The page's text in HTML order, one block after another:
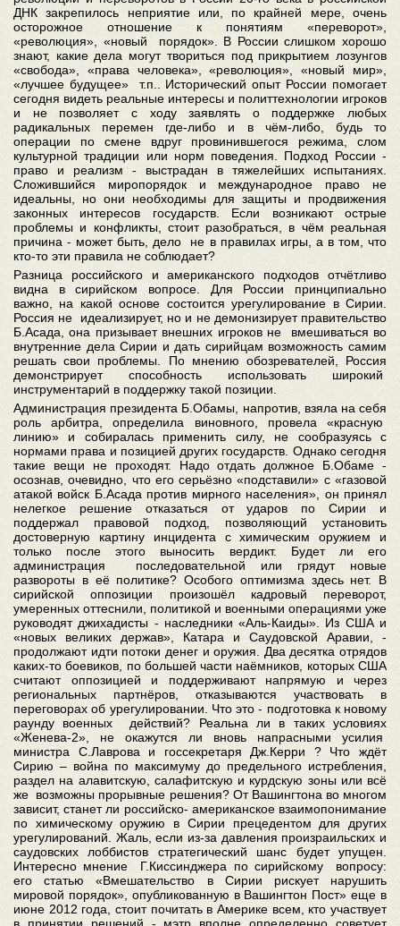
ДНК закрепилось неприятие или, по крайней мере, очень
осторожное отношение к понятиям «переворот»,
«революция», «новый порядок». В России слишком хорошо
знают, какие дела могут твориться под прикрытием лозунгов
«свобода», «права человека», «революция», «новый мир»,
«лучшее будущее» т.п.. Исторический опыт России помогает
сегодня видеть реальные интересы и политтехнологии игроков
и не позволяет с ходу заявлять о поддержке любых
радикальных перемен где-либо и в чём-либо, будь то
операции по смене вдруг провинившегося режима, слом
культурной традиции или норм поведения. Подход России -
право и реализм - выстрадан в тяжелейших испытаниях.
Сложившийся миропорядок и международное право не
идеальны, но они необходимы для защиты и продвижения
законных интересов государств. Если возникают острые
проблемы и конфликты, стоит разобраться, в чём реальная
причина - может быть, дело не в правилах игры, а в том, что
кто-то эти правила не соблюдает?
Разница российского и американского подходов отчётливо
видна в сирийском вопросе. Для России принципиально
важно, на какой основе состоится урегулирование в Сирии.
Россия не идеализирует, но и не демонизирует правительство
Б.Асада, она призывает внешних игроков не вмешиваться во
внутренние дела Сирии и дать сирийцам возможность самим
решать свои проблемы. По мнению обозревателей, Россия
демонстрирует способность использовать широкий
инструментарий в поддержку такой позиции.
Администрация президента Б.Обамы, напротив, взяла на себя
роль арбитра, определила виновного, провела «красную
линию» и собиралась применить силу, не сообразуясь с
нормами права и позицией других государств. Однако сегодня
такие вещи не проходят. Надо отдать должное Б.Обаме -
осознав, очевидно, что его серьёзно «подставили» с «газовой
атакой войск Б.Асада против мирного населения», он принял
нелегкое решение отказаться от ударов по Сирии и
поддержал правовой подход, позволяющий установить
достоверную картину инцидента с химическим оружием и
только после этого выносить вердикт. Будет ли его
администрация последовательной или грядут новые
развороты в её политике? Особого оптимизма здесь нет. В
сирийской оппозиции произошёл кадровый переворот,
умеренных оттеснили, политикой и военными операциями уже
руководят джихадисты - наследники «Аль-Каиды». Из США и
«новых великих держав», Катара и Саудовской Аравии, -
продолжают идти потоки денег и оружия. Два десятка отрядов
каких-то боевиков, по большей части наёмников, которых США
считают оппозицией и поддерживают напрямую и через
региональных партнёров, отказываются участвовать в
переговорах об урегулировании. Что это - подготовка к новому
раунду военных действий? Реальна ли в таких условиях
«Женева-2», не окажутся ли вновь напрасными усилия
министра С.Лаврова и госсекретаря Дж.Керри ? Что ждёт
Сирию – война по максимуму до предельного истребления,
раздел на алавитскую, салафитскую и курдскую зоны или всё
же возможны прорывные решения? От Вашингтона во многом
зависит, станет ли российско- американское взаимопонимание
по химическому оружию в Сирии прецедентом для других
урегулирований. Жаль, если из-за давления произраильских и
саудовских лоббистов стратегический шанс будет упущен.
Интересно мнение Г.Киссинджера по сирийскому вопросу:
его статью «Вмешательство в Сирии рискует нарушить
мировой порядок», опубликованную в Вашингтон Пост» еще в
июне 2012 года, стоит почитать в Америке всем, кто участвует